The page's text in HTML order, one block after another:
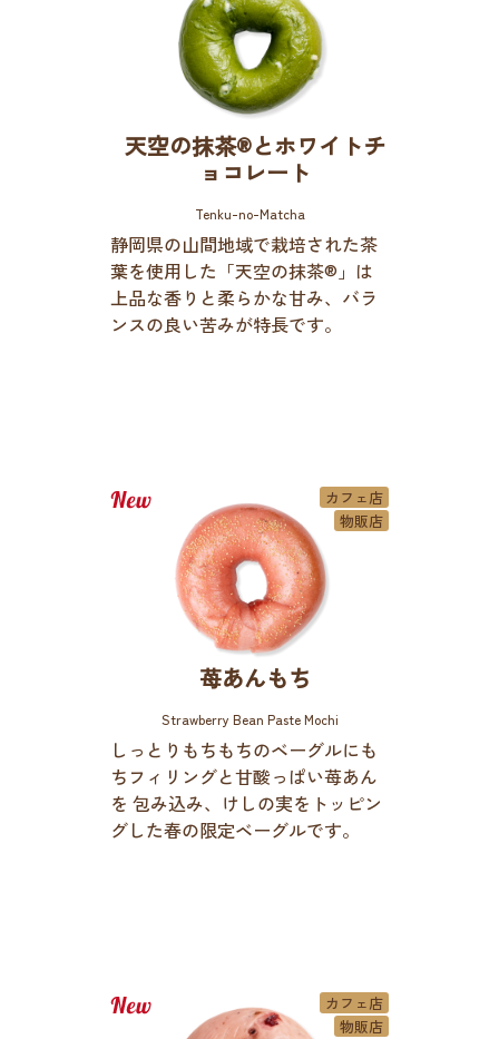
天空の抹茶®とホワイトチ
ョコレート
Tenku-no-Matcha
静岡県の山間地域で栽培された茶
葉を使用した「天空の抹茶®」は
上品な香りと柔らかな甘み、バラ
ンスの良い苦みが特長です。
苺あんもち
Strawberry Bean Paste Mochi
しっとりもちもちのベーグルにも
ちフィリングと甘酸っぱい苺あん
を 包み込み、けしの実をトッピン
グした春の限定ベーグルです。
カフェ店
物販店
カフェ店
物販店